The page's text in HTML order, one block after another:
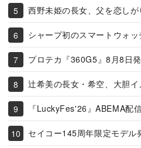
西野未姫の長女、父を恋しが
シャープ初のスマートウォッ
プロテカ『360G5』8月8日
辻希美の長女・希空、大胆イ
『LuckyFes'26』ABEMA配
セイコー145周年限定モデル